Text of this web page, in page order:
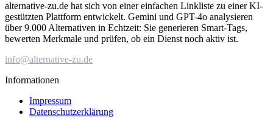
alternative-zu.de hat sich von einer einfachen Linkliste zu einer KI-
gestützten Plattform entwickelt. Gemini und GPT-4o analysieren
über 9.000 Alternativen in Echtzeit: Sie generieren Smart-Tags,
bewerten Merkmale und prüfen, ob ein Dienst noch aktiv ist.
info@alternative-zu.de
Informationen
Impressum
Datenschutzerklärung